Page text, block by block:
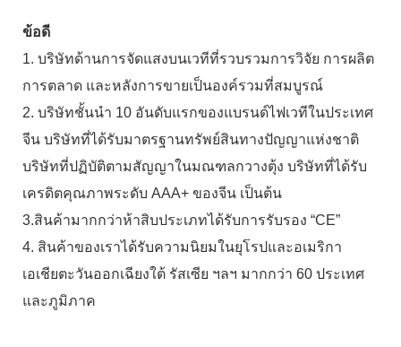
ข้อดี
1. บริษัทด้านการจัดแสงบนเวทีที่รวบรวมการวิจัย การผลิต
การตลาด และหลังการขายเป็นองค์รวมที่สมบูรณ์
2. บริษัทชั้นนำ 10 อันดับแรกของแบรนด์ไฟเวทีในประเทศ
จีน บริษัทที่ได้รับมาตรฐานทรัพย์สินทางปัญญาแห่งชาติ
บริษัทที่ปฏิบัติตามสัญญาในมณฑลกวางตุ้ง บริษัทที่ได้รับ
เครดิตคุณภาพระดับ AAA+ ของจีน เป็นต้น
3.สินค้ามากกว่าห้าสิบประเภทได้รับการรับรอง “CE”
4. สินค้าของเราได้รับความนิยมในยุโรปและอเมริกา
เอเชียตะวันออกเฉียงใต้ รัสเซีย ฯลฯ มากกว่า 60 ประเทศ
และภูมิภาค